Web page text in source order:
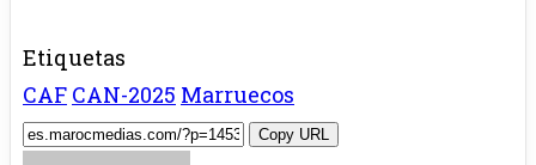
Etiquetas
CAF CAN-2025 Marruecos
Copy URL